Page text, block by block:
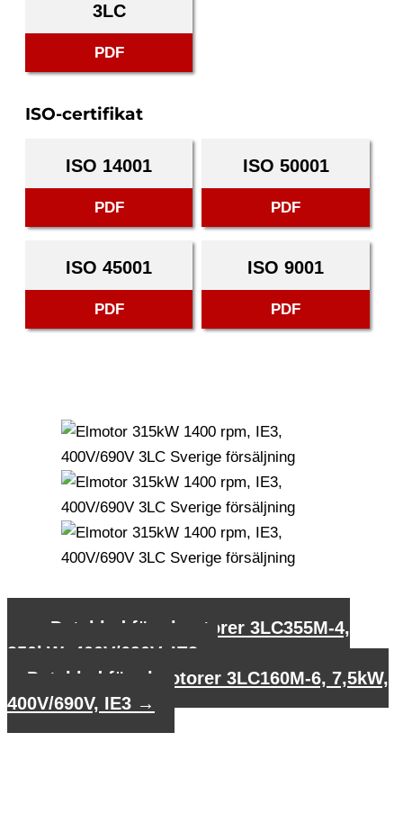
3LC
PDF
ISO-certifikat
ISO 14001
PDF
ISO 50001
PDF
ISO 45001
PDF
ISO 9001
PDF
Datablad för elmotorer 3LC355M-4,
250kW, 400V/690V, IE3
Datablad för elmotorer 3LC160M-6, 7,5kW,
400V/690V, IE3 →